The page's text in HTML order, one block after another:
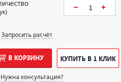
Запросить расчёт
В КОРЗИНУ КУПИТЬ В 1 КЛИК
Нужна консультация?